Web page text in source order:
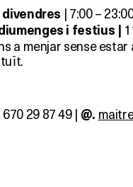
divendres | 7:00 –
i festius |
a menjar sense
670 29 87 49 | @.